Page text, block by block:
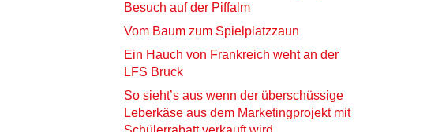
Besuch auf der Piffalm
Vom Baum zum Spielplatzzaun
Ein Hauch von Frankreich weht an der
LFS Bruck
So sieht’s aus wenn der überschüssige
Leberkäse aus dem Marketingprojekt mit